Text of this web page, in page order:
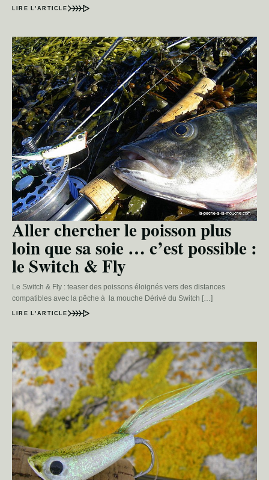
LIRE L’ARTICLE
Aller chercher le poisson plus
loin que sa soie … c’est possible :
le Switch & Fly
Le Switch & Fly : teaser des poissons éloignés vers des distances
compatibles avec la pêche à la mouche Dérivé du Switch […]
LIRE L’ARTICLE